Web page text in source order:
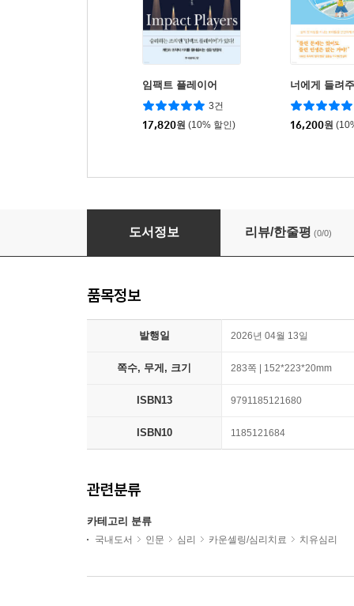
임팩트 플레이어
3건
17,820원 (10% 할인)
너에게 들려
16,200원
비폭력대화 워크북
도서정보 리뷰/한줄평 (0/0)
품목정보
발행일 2026년 04월 13일
쪽수, 무게, 크기 283쪽 | 152*223*20mm
ISBN13 9791185121680
ISBN10 1185121684
관련분류
카테고리 분류
국내도서 인문 심리 카운셀링/심리치료 치유심리